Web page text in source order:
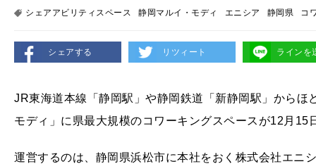
シェアアビリティスペース
静岡マルイ・モディ エニシア 静岡県 コ
シェアする リツィート ラインを
JR東海道本線「静岡駅」や静岡鉄道「新静岡駅」から
モディ」に県最大規模のコワーキングスペースが12月15
運営するのは、静岡県浜松市に本社をおく株式会社エニ